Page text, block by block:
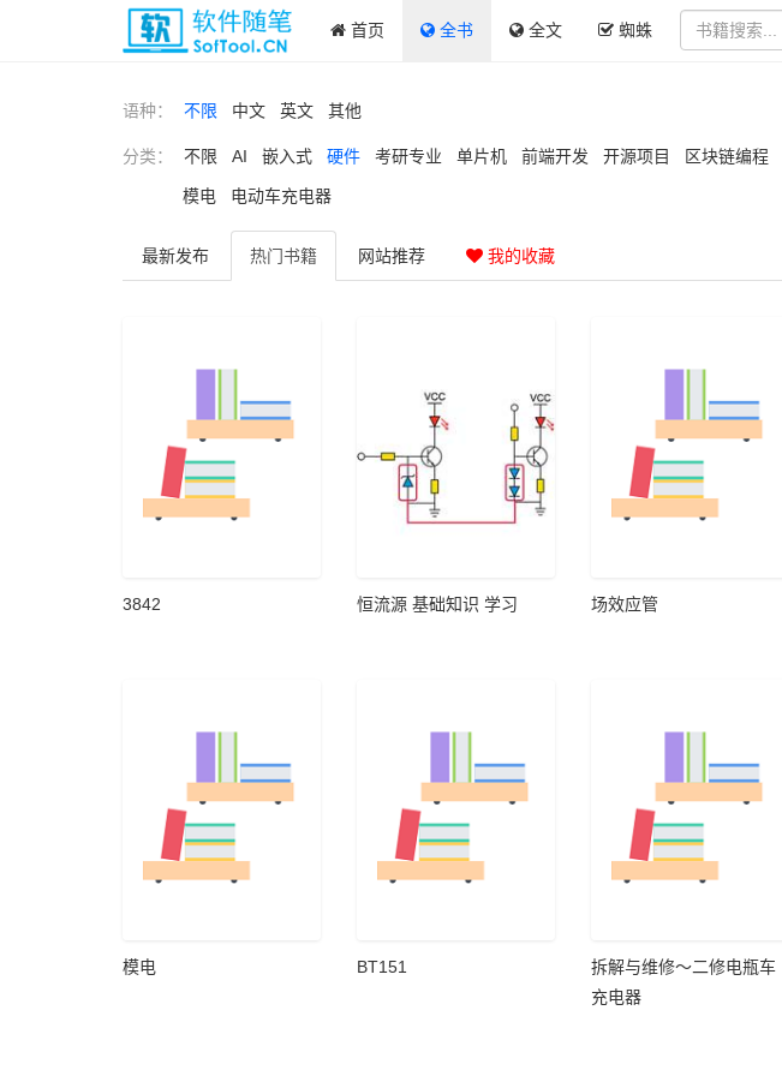
首页 全书 全文 蜘蛛
语种： 不限 中文 英文 其他
分类： 不限 AI 嵌入式 硬件 考研专业 单片机 前端开发 开源项目 区块链编程
模电 电动车充电器
最新发布 热门书籍 网站推荐 我的收藏
3842 恒流源 基础知识 学习 场效应管
模电 BT151
拆解与维修～二修电瓶车
充电器